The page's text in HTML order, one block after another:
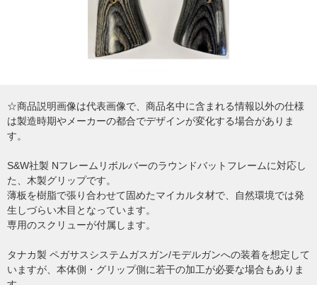
☆商品説明画像は代表画像で、商品名中に含まれる情報以外の仕様
は製造時期やメーカーの都合でデザインが変化する場合がありま
す。
S&W社製 Nフレームリボルバーのラウンドバットフレームに対応し
た、木製グリップです。
薄板を樹脂で張り合わせて固めたマイカルタ材で、自然環境では発
生しづらい木目となっています。
専用のスクリューが付属します。
タナカ製 ペガサスシステムガスガン/モデルガンへの装着を想定して
いますが、本体側・グリップ側に若干の加工が必要な場合もありま